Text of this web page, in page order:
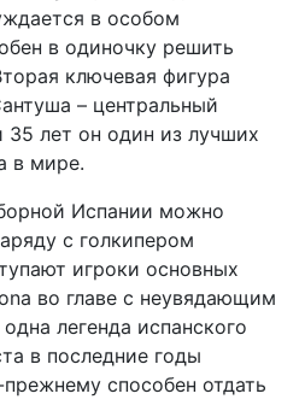
в особом
в одиночку решить
ключевая фигура
– центральный
лет он один из лучших
в мире.
Испании можно
с голкипером
игроки основных
во главе с неувядающим
легенда испанского
в последние годы
способен отдать